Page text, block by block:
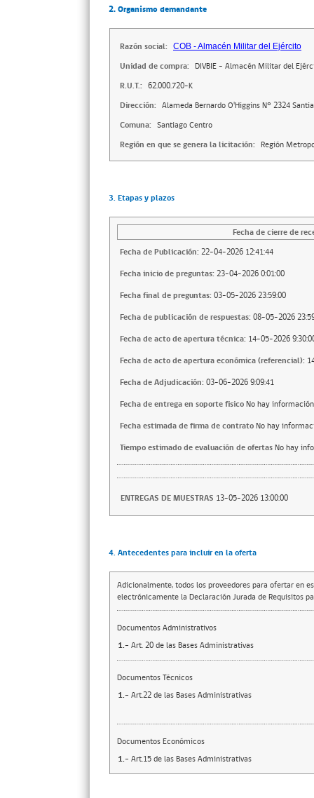
2. Organismo demandante
Razón social: COB - Almacén Militar del Ejército
Unidad de compra: DIVBIE - Almacén Militar del
R.U.T.: 62.000.720-K
Dirección: Alameda Bernardo O'Higgins N° 2324
Comuna: Santiago Centro
Región en que se genera la licitación: Región
3. Etapas y plazos
Fecha de cierre de
Fecha de Publicación: 22-04-2026 12:41:44
Fecha inicio de preguntas: 23-04-2026 0:01:00
Fecha final de preguntas: 03-05-2026 23:59:00
Fecha de publicación de respuestas: 08-05-2026
Fecha de acto de apertura técnica: 14-05-2026
Fecha de acto de apertura económica (referencial):
Fecha de Adjudicación: 03-06-2026 9:09:41
Fecha de entrega en soporte fisicoNo hay información
Fecha estimada de firma de contratoNo hay
Tiempo estimado de evaluación de ofertasNo hay
ENTREGAS DE MUESTRAS 13-05-2026 13:00:00
4. Antecedentes para incluir en la oferta
Adicionalmente, todos los proveedores para ofertar en
electrónicamente la Declaración Jurada de Requisitos
Documentos Administrativos
1.- Art. 20 de las Bases Administrativas
Documentos Técnicos
1.- Art.22 de las Bases Administrativas
Documentos Económicos
1.- Art.15 de las Bases Administrativas